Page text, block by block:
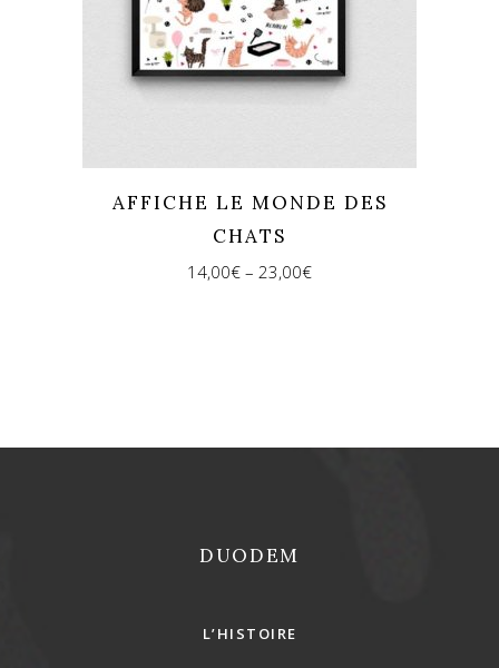
AFFICHE LE MONDE DES
CHATS
14,00€ – 23,00€
DUODEM
L’HISTOIRE